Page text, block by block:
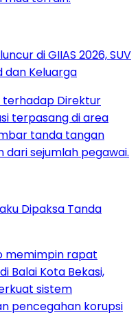
di GIIAS 2026, SUV
dan Keluarga
Dipaksa Tanda